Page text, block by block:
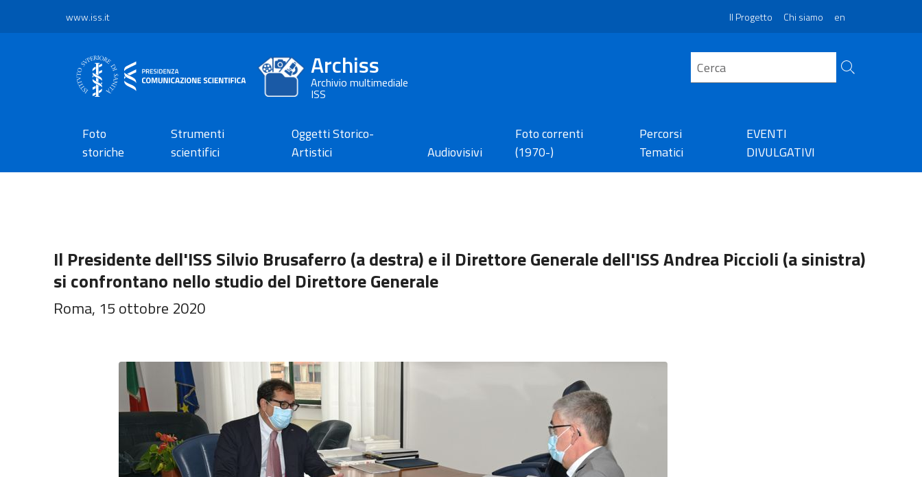
www.iss.it Il Progetto Chi siamo en
Archiss
Archivio multimediale
ISS
Foto
storiche
Strumenti
scientifici
Oggetti Storico-
Artistici
Audiovisivi
Foto correnti
(1970-)
Percorsi
Tematici
EVENTI
DIVULGATIVI
Il Presidente dell'ISS Silvio Brusaferro (a destra) e il Direttore Generale dell'ISS Andrea Piccioli (a sinistra)
si confrontano nello studio del Direttore Generale
Roma, 15 ottobre 2020